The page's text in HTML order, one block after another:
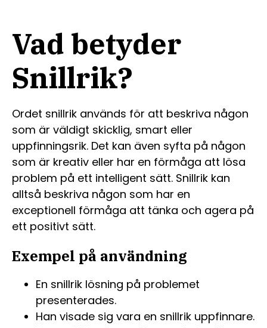
Vad betyder
Snillrik?
Ordet snillrik används för att beskriva någon
som är väldigt skicklig, smart eller
uppfinningsrik. Det kan även syfta på någon
som är kreativ eller har en förmåga att lösa
problem på ett intelligent sätt. Snillrik kan
alltså beskriva någon som har en
exceptionell förmåga att tänka och agera på
ett positivt sätt.
Exempel på användning
En snillrik lösning på problemet
presenterades.
Han visade sig vara en snillrik uppfinnare.